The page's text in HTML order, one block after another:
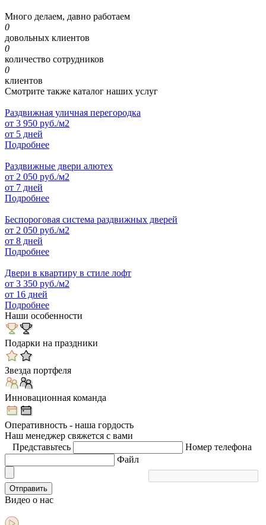
Много делаем, давно работаем
0
довольных клиентов
0
количество сотрудников
0
клиентов
Смотрите также каталог наших услуг
Раздвижная уличная перегородка
от 3 950 руб./м2
от 5 дней
Подробнее
Раздвижные двери алютех
от 2 050 руб./м2
от 7 дней
Подробнее
Беспороговая система раздвижных дверей
от 2 050 руб./м2
от 8 дней
Подробнее
Двери в квартиру в стиле лофт
от 3 350 руб./м2
от 16 дней
Подробнее
Наши особенности
Подарки на праздники
Звезда портфеля
Инновационная команда
Оперативность - наша гордость
Наш менеджер свяжется с вами
Представьтесь
Номер телефона
Файл
Отправить
Видео о нас